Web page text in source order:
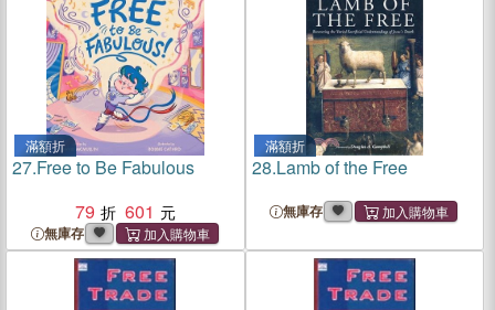
滿額折
27.Free to Be Fabulous
79
601
無庫存
滿額折
28.Lamb of the Free
無庫存